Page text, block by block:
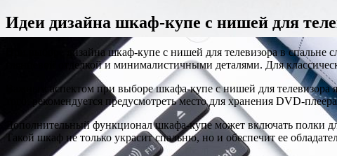
Идеи дизайна шкаф-купе с нишей для
При выборе дизайна шкаф-купе с нишей для телевизора в
глянцевой отделкой и минималистичными деталями. Для
Важным аспектом при выборе шкафа-купе с нишей для телевизора
того, рекомендуется предусмотреть место для хранения DVD-
Дополнительный функционал шкафа-купе может включать полки
Такой шкаф не только украсит спальню, но и обеспечит ее